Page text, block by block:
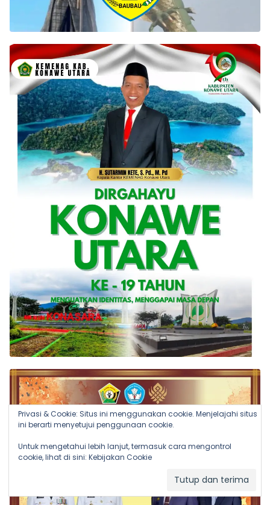
Privasi & Cookie: Situs ini menggunakan cookie. Menjelajahi situs
ini berarti menyetujui penggunaan cookie.
Untuk mengetahui lebih lanjut, termasuk cara mengontrol
cookie, lihat di sini: Kebijakan Cookie